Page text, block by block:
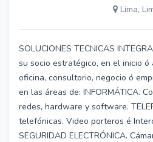
Lima,
SOLUCIONES TECNICAS
su socio estratégico, en el inicio ó
oficina, consultorio, negocio ó
en las áreas de: INFORMÁTICA.
redes, hardware y software.
telefónicas. Video porteros é
SEGURIDAD ELECTRÓNICA.